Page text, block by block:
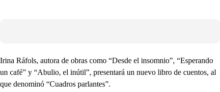
Irina Ráfols, autora de obras como “Desde el insomnio”, “Esperando
un café” y “Abulio, el inútil”, presentará un nuevo libro de cuentos, al
que denominó “Cuadros parlantes”.